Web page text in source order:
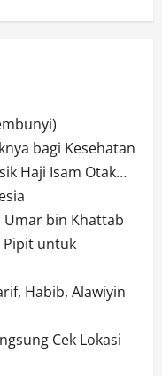
bagi Kesehatan
Haji Isam Otak…
Umar bin Khattab
Pipit untuk
Habib, Alawiyin
Cek Lokasi